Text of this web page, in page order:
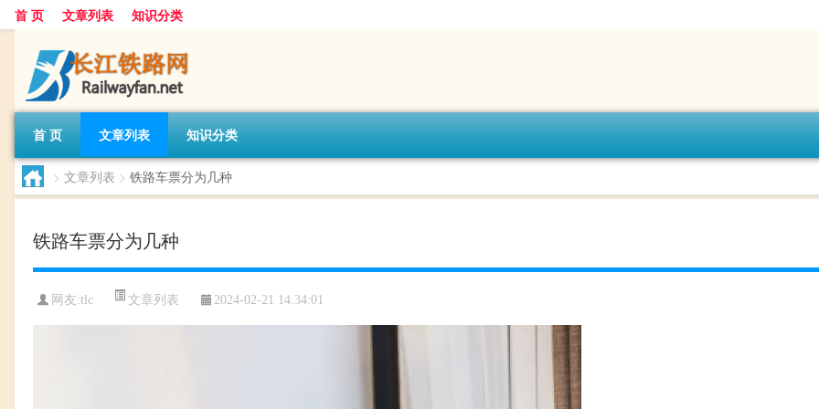
首 页 文章列表 知识分类
首 页 文章列表 知识分类
> 文章列表 > 铁路车票分为几种
铁路车票分为几种
网友:tlc 文章列表 2024-02-21 14:34:01